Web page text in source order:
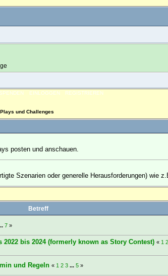
SPENDEN EINLOGGEN REGISTRIEREN
und Challenges
posten und anschauen.
Szenarien oder generelle Herausforderungen) wie
Betreff
7 »
2022 bis 2024 (formerly known as Story Contest) « 1 2
und Regeln « 1 2 3 ...5 »